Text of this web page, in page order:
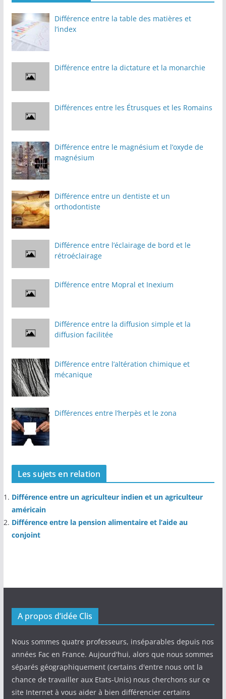
Différence entre la table des matières et
l’index
Différence entre la dictature et la monarchie
Différences entre les Étrusques et les Romains
Différence entre le magnésium et l’oxyde de
magnésium
Différence entre un dentiste et un
orthodontiste
Différence entre l’éclairage de bord et le
rétroéclairage
Différence entre Mopral et Inexium
Différence entre la diffusion simple et la
diffusion facilitée
Différence entre l’altération chimique et
mécanique
Différences entre l’herpès et le zona
Les sujets en relation
Différence entre un agriculteur indien et un agriculteur
américain
Différence entre la pension alimentaire et l’aide au
conjoint
A propos d’idée Clis
Nous sommes quatre professeurs, inséparables depuis nos
années Fac en France. Aujourd'hui, alors que nous sommes
séparés géographiquement (certains d'entre nous ont la
chance de travailler aux Etats-Unis) nous cherchons sur ce
site Internet à vous aider à bien différencier certains